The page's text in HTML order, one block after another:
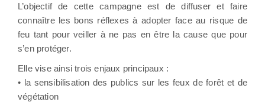
L’objectif de cette campagne est de diffuser et faire
connaître les bons réflexes à adopter face au risque de
feu tant pour veiller à ne pas en être la cause que pour
s’en protéger.
Elle vise ainsi trois enjaux principaux :
• la sensibilisation des publics sur les feux de forêt et de
végétation